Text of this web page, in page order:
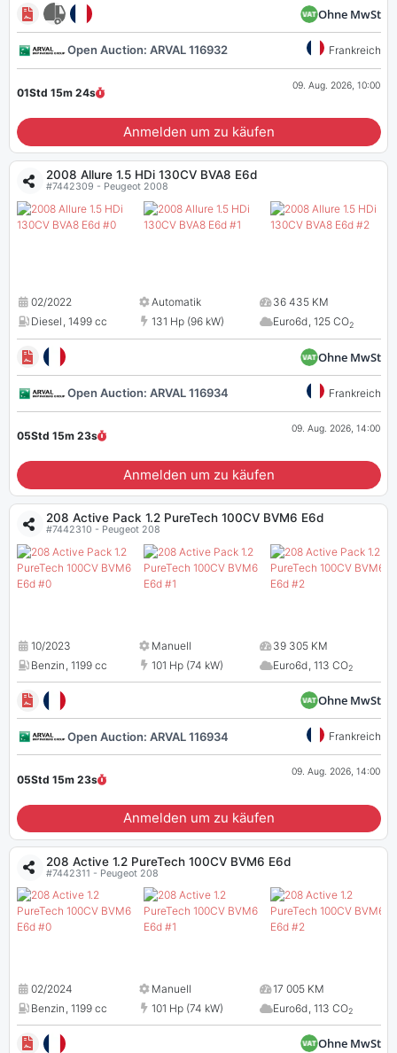
Ohne MwSt
Open Auction: ARVAL 116932 Frankreich
01Std 15m 23s
09. Aug. 2026, 10:00
Anmelden um zu käufen
2008 Allure 1.5 HDi 130CV BVA8 E6d
#7442309 - Peugeot 2008
02/2022 Automatik
36 435 KM
Diesel, 1499 cc 131 Hp (96 kW) Euro6d, 125 CO2
Ohne MwSt
Open Auction: ARVAL 116934 Frankreich
05Std 15m 22s
09. Aug. 2026, 14:00
Anmelden um zu käufen
208 Active Pack 1.2 PureTech 100CV BVM6 E6d
#7442310 - Peugeot 208
10/2023 Manuell
39 305 KM
Benzin, 1199 cc 101 Hp (74 kW) Euro6d, 113 CO2
Ohne MwSt
Open Auction: ARVAL 116934 Frankreich
05Std 15m 22s
09. Aug. 2026, 14:00
Anmelden um zu käufen
208 Active 1.2 PureTech 100CV BVM6 E6d
#7442311 - Peugeot 208
02/2024 Manuell
17 005 KM
Benzin, 1199 cc 101 Hp (74 kW) Euro6d, 113 CO2
Ohne MwSt